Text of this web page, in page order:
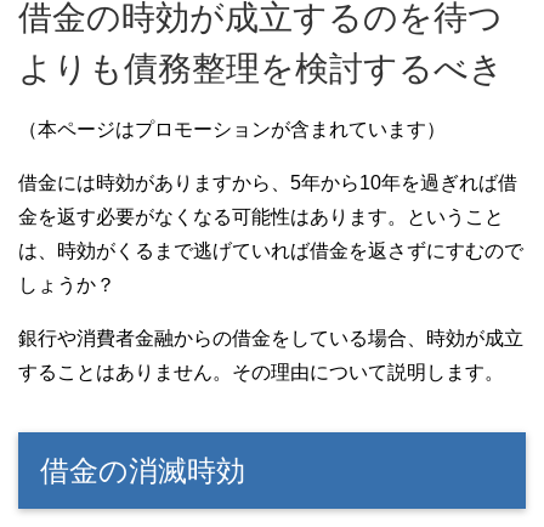
借金の時効が成立するのを待つ
よりも債務整理を検討するべき
（本ページはプロモーションが含まれています）
借金には時効がありますから、5年から10年を過ぎれば借
金を返す必要がなくなる可能性はあります。ということ
は、時効がくるまで逃げていれば借金を返さずにすむので
しょうか？
銀行や消費者金融からの借金をしている場合、時効が成立
することはありません。その理由について説明します。
借金の消滅時効